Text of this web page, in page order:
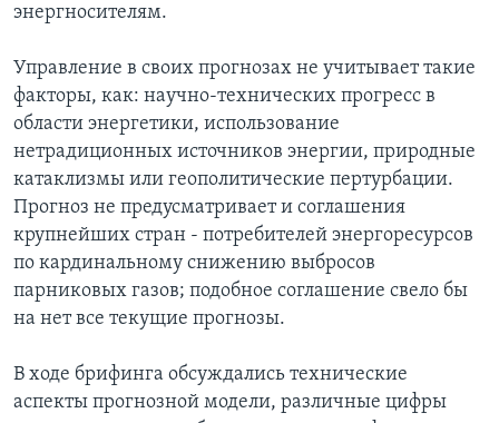
энергносителям.
Управление в своих прогнозах не учитывает такие
факторы, как: научно-технических прогресс в
области энергетики, использование
нетрадиционных источников энергии, природные
катаклизмы или геополитические пертурбации.
Прогноз не предусматривает и соглашения
крупнейших стран - потребителей энергоресурсов
по кардинальному снижению выбросов
парниковых газов; подобное соглашение свело бы
на нет все текущие прогнозы.
В ходе брифинга обсуждались технические
аспекты прогнозной модели, различные цифры